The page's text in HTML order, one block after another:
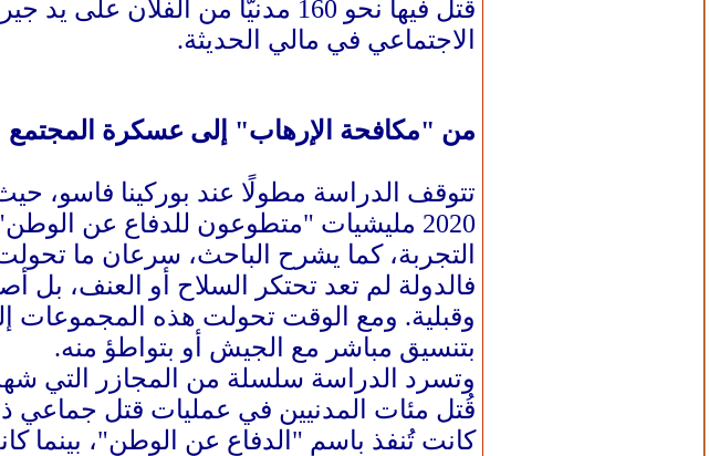
قُتل فيها نحو 160 مدنيًّا من
الاجتماعي في مالي الحديثة.
من "مكافحة الإرهاب" إلى عسكرة المجتمع
تتوقف الدراسة مطولًا عند بوركينا فاسو،
2020 مليشيات "متطوعون للدفاع عن
التجربة، كما يشرح الباحث، سرعان ما
فالدولة لم تعد تحتكر السلاح أو العنف،
وقبلية. ومع الوقت تحولت هذه المجموعات
بتنسيق مباشر مع الجيش أو بتواطؤ منه.
وتسرد الدراسة سلسلة من المجازر التي
قُتل مئات المدنيين في عمليات قتل جماعي
كانت تُنفذ باسم "الدفاع عن الوطن"، بينما